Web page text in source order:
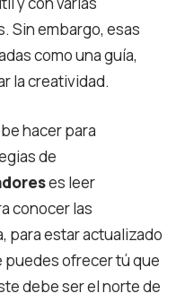
Sin embargo, esas
como una guía,
la creatividad.
hacer para
de
es leer
conocer las
para estar actualizado
puedes ofrecer tú que
debe ser el norte de